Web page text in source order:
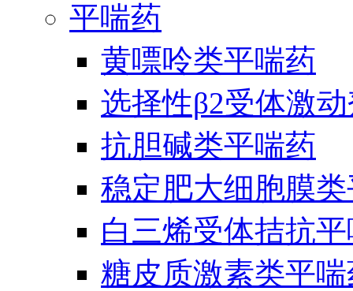
平喘药
黄嘌呤类平喘药
选择性β2受体激
抗胆碱类平喘药
稳定肥大细胞膜
白三烯受体拮抗
糖皮质激素类平